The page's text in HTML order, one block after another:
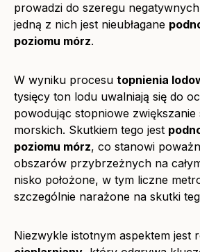
prowadzi do szeregu
jedną z nich jest nieubłagane
poziomu mórz.
W wyniku procesu topnienia
tysięcy ton lodu uwalniają się do
powodując stopniowe zwiększanie
morskich. Skutkiem tego jest
poziomu mórz, co stanowi
obszarów przybrzeżnych na
nisko położone, w tym liczne
szczególnie narażone na skutki
Niezwykle istotnym aspektem jest